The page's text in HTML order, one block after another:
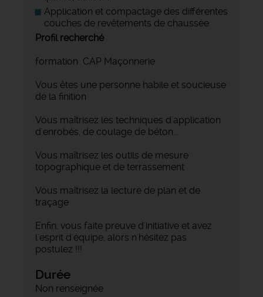
Application et compactage des différentes
couches de revêtements de chaussée
Profil recherché
formation CAP Maçonnerie
Vous êtes une personne habile et soucieuse
de la finition
Vous maîtrisez les techniques d'application
d'enrobés, de coulage de béton...
Vous maîtrisez les outils de mesure
topographique et de terrassement
Vous maîtrisez la lecture de plan et de
traçage
Enfin, vous faite preuve d'initiative et avez
l'esprit d'équipe, alors n'hésitez pas
postulez !!!
Durée
Non renseignée